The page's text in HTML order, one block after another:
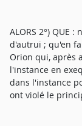
ALORS 2°) QUE
d'autrui ; qu'en
Orion qui, après
l'instance en
dans l'instance
ont violé le